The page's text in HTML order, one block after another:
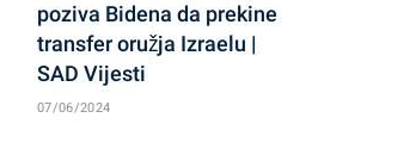
poziva Bidena da prekine
transfer oružja Izraelu |
SAD Vijesti
07/06/2024